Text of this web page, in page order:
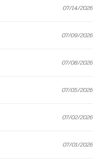
07/14/2026
07/09/2026
07/08/2026
07/05/2026
07/02/2026
07/01/2026